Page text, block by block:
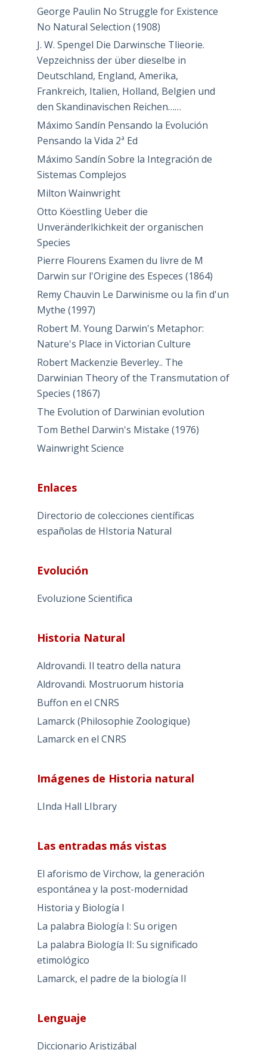
George Paulin No Struggle for Existence
No Natural Selection (1908)
J. W. Spengel Die Darwinsche Tlieorie.
Vepzeichniss der über dieselbe in
Deutschland, England, Amerika,
Frankreich, Italien, Holland, Belgien und
den Skandinavischen Reichen……
Máximo Sandín Pensando la Evolución
Pensando la Vida 2ª Ed
Máximo Sandín Sobre la Integración de
Sistemas Complejos
Milton Wainwright
Otto Köestling Ueber die
Unveränderlkichkeit der organischen
Species
Pierre Flourens Examen du livre de M
Darwin sur l'Origine des Especes (1864)
Remy Chauvin Le Darwinisme ou la fin d'un
Mythe (1997)
Robert M. Young Darwin's Metaphor:
Nature's Place in Victorian Culture
Robert Mackenzie Beverley.. The
Darwinian Theory of the Transmutation of
Species (1867)
The Evolution of Darwinian evolution
Tom Bethel Darwin's Mistake (1976)
Wainwright Science
Enlaces
Directorio de colecciones científicas
españolas de HIstoria Natural
Evolución
Evoluzione Scientifica
Historia Natural
Aldrovandi. Il teatro della natura
Aldrovandi. Mostruorum historia
Buffon en el CNRS
Lamarck (Philosophie Zoologique)
Lamarck en el CNRS
Imágenes de Historia natural
LInda Hall LIbrary
Las entradas más vistas
El aforismo de Virchow, la generación
espontánea y la post-modernidad
Historia y Biología I
La palabra Biología I: Su origen
La palabra Biología II: Su significado
etimológico
Lamarck, el padre de la biología II
Lenguaje
Diccionario Aristizábal